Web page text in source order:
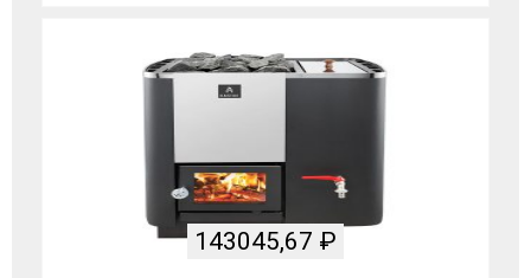
143045,67 ₽